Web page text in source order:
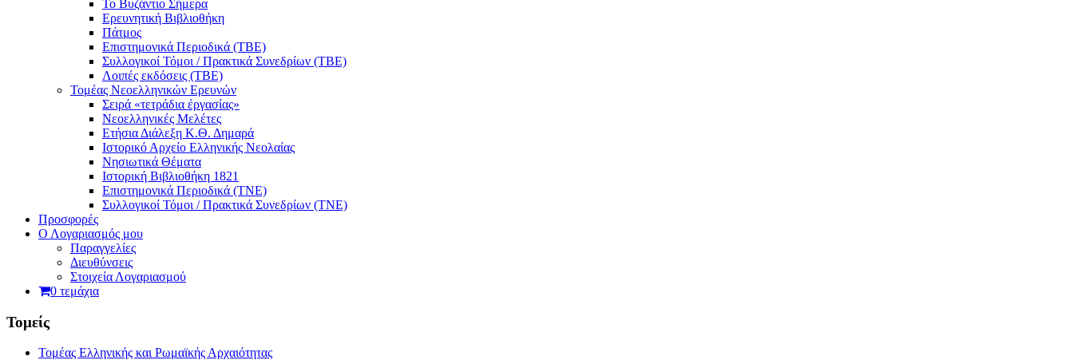
Το Βυζάντιο Σήμερα
Ερευνητική Βιβλιοθήκη
Πάτμος
Επιστημονικά Περιοδικά (ΤΒΕ)
Συλλογικοί Τόμοι / Πρακτικά Συνεδρίων (ΤΒΕ)
Λοιπές εκδόσεις (ΤΒΕ)
Τομέας Νεοελληνικών Ερευνών
Σειρά «τετράδια ἐργασίας»
Νεοελληνικές Μελέτες
Eτήσια Διάλεξη K.Θ. Δημαρά
Ιστορικό Αρχείο Ελληνικής Νεολαίας
Νησιωτικά Θέματα
Ιστορική Βιβλιοθήκη 1821
Επιστημονικά Περιοδικά (ΤΝΕ)
Συλλογικοί Τόμοι / Πρακτικά Συνεδρίων (ΤΝΕ)
Προσφορές
Ο Λογαριασμός μου
Παραγγελίες
Διευθύνσεις
Στοιχεία Λογαριασμού
0 τεμάχια
Τομείς
Τομέας Ελληνικής και Ρωμαϊκής Αρχαιότητας